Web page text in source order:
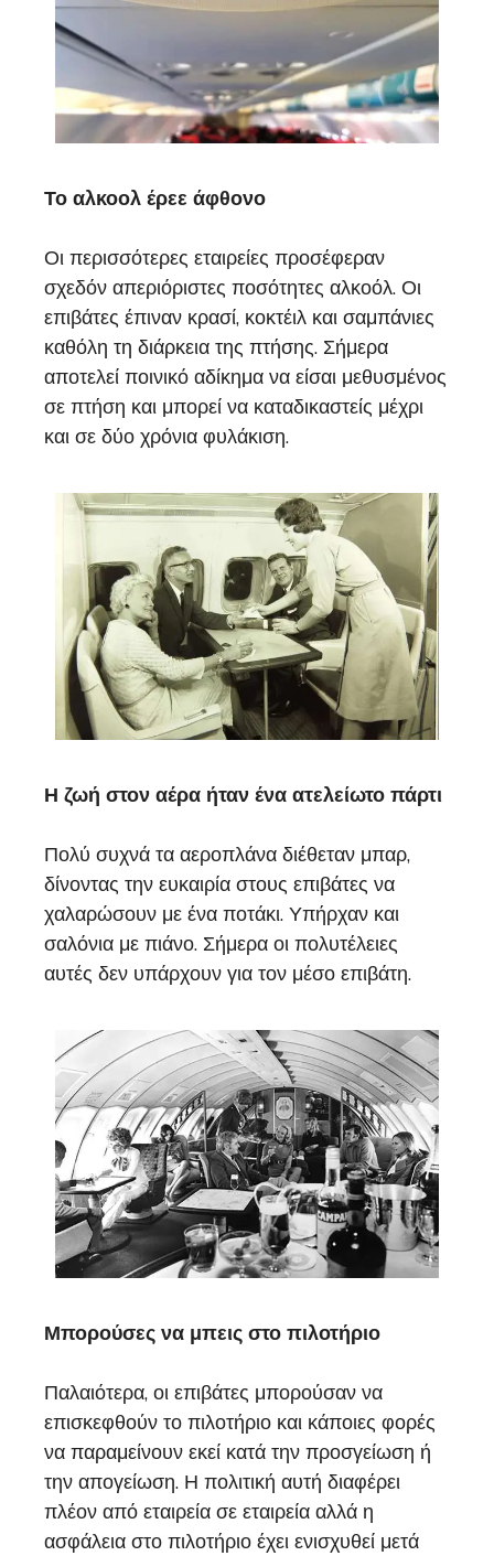
Το αλκοολ έρεε άφθονο
Οι περισσότερες εταιρείες προσέφεραν
σχεδόν απεριόριστες ποσότητες αλκοόλ. Οι
επιβάτες έπιναν κρασί, κοκτέιλ και σαμπάνιες
καθόλη τη διάρκεια της πτήσης. Σήμερα
αποτελεί ποινικό αδίκημα να είσαι μεθυσμένος
σε πτήση και μπορεί να καταδικαστείς μέχρι
και σε δύο χρόνια φυλάκιση.
Η ζωή στον αέρα ήταν ένα ατελείωτο πάρτι
Πολύ συχνά τα αεροπλάνα διέθεταν μπαρ,
δίνοντας την ευκαιρία στους επιβάτες να
χαλαρώσουν με ένα ποτάκι. Υπήρχαν και
σαλόνια με πιάνο. Σήμερα οι πολυτέλειες
αυτές δεν υπάρχουν για τον μέσο επιβάτη.
Μπορούσες να μπεις στο πιλοτήριο
Παλαιότερα, οι επιβάτες μπορούσαν να
επισκεφθούν το πιλοτήριο και κάποιες φορές
να παραμείνουν εκεί κατά την προσγείωση ή
την απογείωση. Η πολιτική αυτή διαφέρει
πλέον από εταιρεία σε εταιρεία αλλά η
ασφάλεια στο πιλοτήριο έχει ενισχυθεί μετά